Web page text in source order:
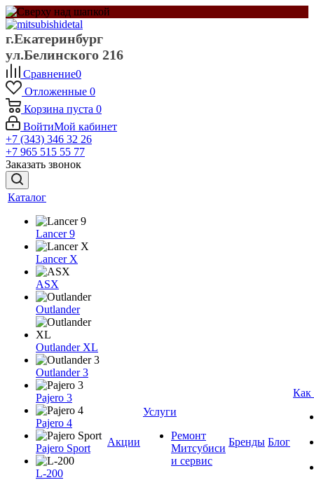
г.Екатеринбург
ул.Белинского 216
Сравнение0
Отложенные 0
Корзина пуста 0
ВойтиМой кабинет
+7 (343) 346 32 26
+7 965 515 55 77
Заказать звонок
Каталог
Lancer 9
Lancer X
ASX
Outlander
Outlander XL
Outlander 3
Pajero 3
Pajero 4
Pajero Sport
L-200
Акции
Услуги
Ремонт
Митсубиси
и сервис
Бренды Блог
Как